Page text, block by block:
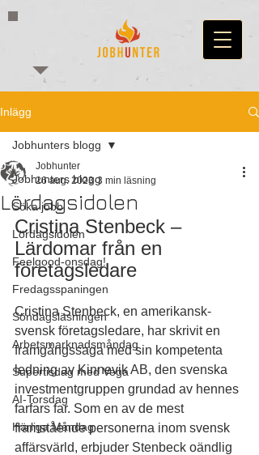
Inlägg
Jobhunters blogg
Söka jobb
Lördagsidolen
Feelgood-onsdag!
Fredagsspaningen
Söndagsläsningen
Arbetsmarknadsmåndag
Supertisdag med Vega
AI-Torsdag
Härliga Måndag
Jobhunters blogg
Lördagsidolen
Jobhunter
26 aug. 2023 3 min läsning
Cristina Stenbeck –
Lärdomar från en
företagsledare
Cristina Stenbeck, en amerikansk-
svensk företagsledare, har skrivit en
framgångssaga med sin kompetenta
ledning av Kinnevik AB, den svenska
investmentgruppen grundad av hennes
farfars far. Som en av de mest
framstående personerna inom svensk
affärsvärld, erbjuder Stenbeck oändlig